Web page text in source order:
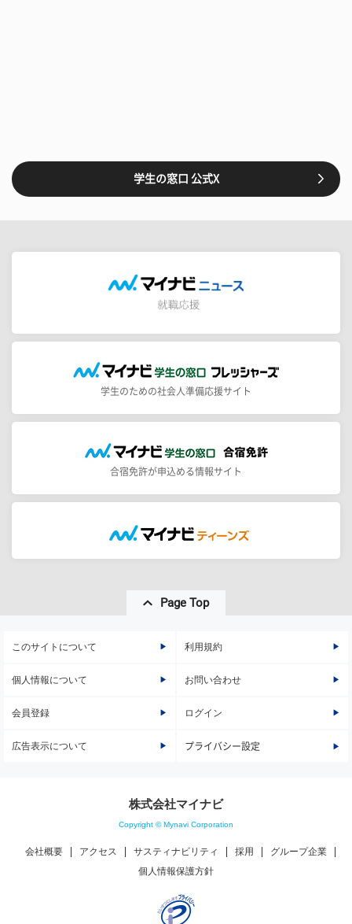
学生の窓口 公式X
学生のための社会人準備応援サイト
合宿免許が申込める情報サイト
Page Top
このサイトについて 利用規約
個人情報について お問い合わせ
会員登録 ログイン
広告表示について プライバシー設定
株式会社マイナビ
Copyright © Mynavi Corporation
会社概要 アクセス サスティナビリティ 採用
グループ企業
個人情報保護方針